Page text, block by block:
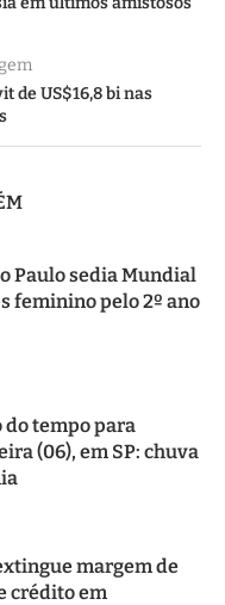
de US$16,8 bi nas
Paulo sedia Mundial
feminino pelo 2º ano
do tempo para
(06), em SP: chuva
margem de
crédito em